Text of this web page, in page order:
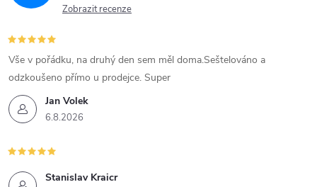
Zobrazit recenze
Jan Volek
6.8.2026
Vše v pořádku, na druhý den sem měl doma.Seštelováno a
odzkoušeno přímo u prodejce. Super
Stanislav Kraicr